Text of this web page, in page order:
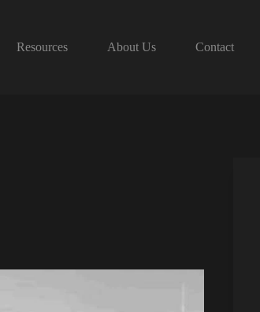
Resources About Us Contact